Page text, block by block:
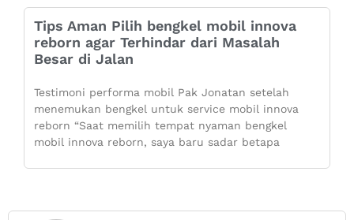
Tips Aman Pilih bengkel mobil innova
reborn agar Terhindar dari Masalah
Besar di Jalan
Testimoni performa mobil Pak Jonatan setelah
menemukan bengkel untuk service mobil innova
reborn “Saat memilih tempat nyaman bengkel
mobil innova reborn, saya baru sadar betapa